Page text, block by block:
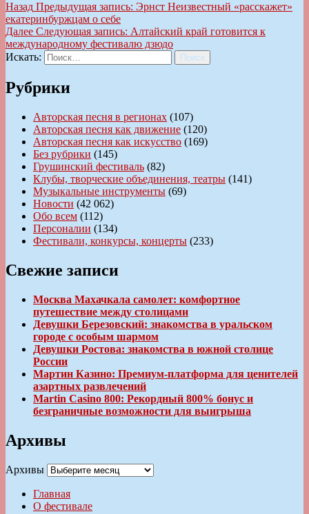
Назад Предыдущая запись: Эрнст Неизвестный «расскажет»
екатеринбуржцам о себе
Далее Следующая запись: Алтайский край готовится к
международному фестивалю дзюдо
Искать:
Поиск
Рубрики
Авторская песня в регионах (107)
Авторская песня как движение (120)
Авторская песня как искусство (169)
Без рубрики (145)
Грушинский фестиваль (82)
Клубы, творческие объединения, театры (141)
Музыкальные инструменты (69)
Новости (42 062)
Обо всем (112)
Персоналии (134)
Фестивали, конкурсы, концерты (233)
Свежие записи
Москва Махачкала самолет: комфортное
путешествие между столицами
Девушки Березовский: знакомства в уральском
городе с особым шармом
Девушки Ростова: знакомства в южной столице
России
Мартин Казино: Премиум-платформа для ценителей
азартных развлечений
Martin Casino 800: Рекордный 800% бонус и
безграничные возможности для выигрыша
Архивы
Архивы
Главная
О фестивале